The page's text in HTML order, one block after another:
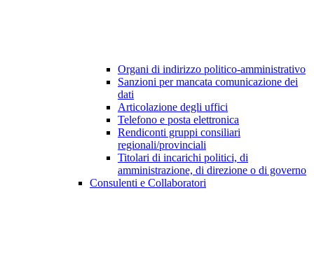
Organi di indirizzo politico-amministrativo
Sanzioni per mancata comunicazione dei
dati
Articolazione degli uffici
Telefono e posta elettronica
Rendiconti gruppi consiliari
regionali/provinciali
Titolari di incarichi politici, di
amministrazione, di direzione o di governo
Consulenti e Collaboratori